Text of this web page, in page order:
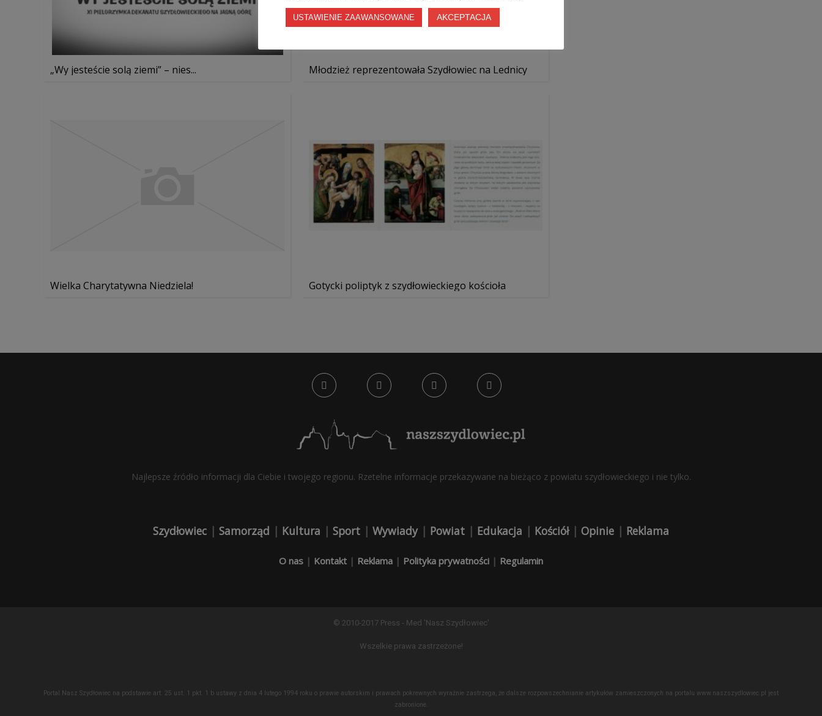
„Wy jesteście solą ziemi” – nies... Młodzież reprezentowała Szydłowiec na Lednicy
Wielka Charytatywna Niedziela! Gotycki poliptyk z szydłowieckiego kościoła
Najlepsze źródło informacji dla Ciebie i twojego regionu. Rzetelne informacje przekazywane na bieżąco z powiatu szydłowieckiego i nie tylko.
Szydłowiec | Samorząd | Kultura | Sport | Wywiady| Powiat | Edukacja | Kościół| Opinie | Reklama
O nas | Kontakt | Reklama | Polityka prywatności | Regulamin
© 2010-2017 Press - Med 'Nasz Szydłowiec'
Wszelkie prawa zastrzeżone!
Portal Nasz Szydłowiec na podstawie art. 25 ust. 1 pkt. 1 b ustawy z dnia 4 lutego 1994 roku o prawie autorskim i prawach pokrewnych wyraźnie zastrzega, że dalsze rozpowszechnianie artykułów zamieszczonych na portalu www.naszszydlowiec.pl jest
zabronione.
USTAWIENIE ZAAWANSOWANE AKCEPTACJA